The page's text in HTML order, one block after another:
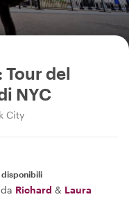
Tour del
NYC
City
disponibili
Richard & Laura